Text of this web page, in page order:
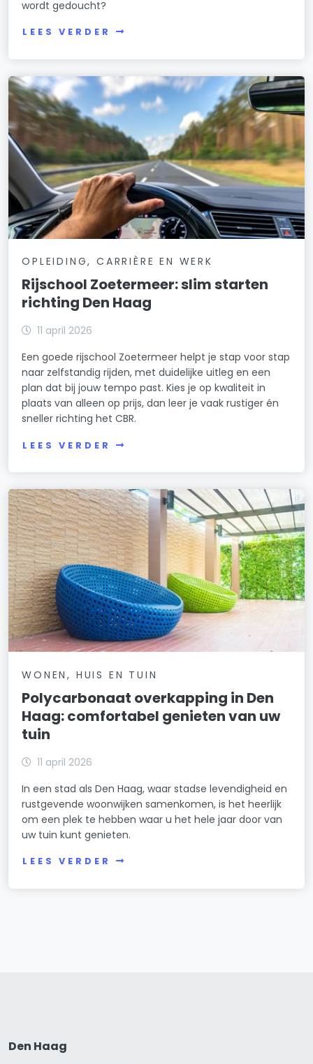
wordt gedoucht?
LEES VERDER
OPLEIDING, CARRIÈRE EN WERK
Rijschool Zoetermeer: slim starten
richting Den Haag
11 april 2026
Een goede rijschool Zoetermeer helpt je stap voor stap
naar zelfstandig rijden, met duidelijke uitleg en een
plan dat bij jouw tempo past. Kies je op kwaliteit in
plaats van alleen op prijs, dan leer je vaak rustiger én
sneller richting het CBR.
LEES VERDER
WONEN, HUIS EN TUIN
Polycarbonaat overkapping in Den
Haag: comfortabel genieten van uw
tuin
11 april 2026
In een stad als Den Haag, waar stadse levendigheid en
rustgevende woonwijken samenkomen, is het heerlijk
om een plek te hebben waar u het hele jaar door van
uw tuin kunt genieten.
LEES VERDER
Den Haag